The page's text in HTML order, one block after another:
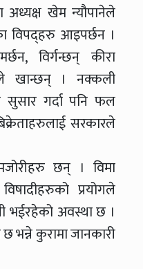
अध्यक्ष खेम न्यौपानेले
विपद्हरु आइपर्छन ।
विर्गन्छन् कीरा
खान्छन् । नक्कली
सुसार गर्दा पनि फल
सरकारले
छन् । विमा
प्रयोगले
भईरहेको अवस्था छ ।
भन्ने कुरामा जानकारी